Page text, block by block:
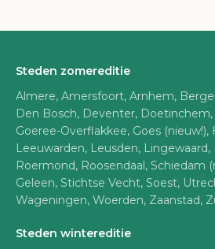
Steden zomereditie
Almere, Amersfoort, Arnhem,
Den Bosch, Deventer,
Goeree-Overflakkee, Goes
Leeuwarden, Leusden,
Roermond, Roosendaal, Schiedam
Geleen, Stichtse Vecht, Soest,
Wageningen, Woerden, Zaanstad,
Steden wintereditie